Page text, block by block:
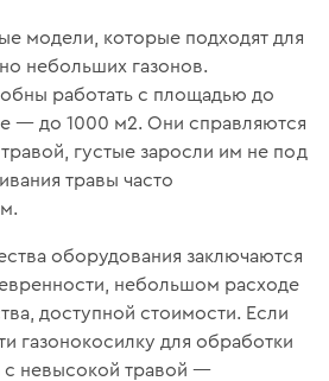
модели, которые подходят для
небольших газонов.
работать с площадью до
— до 1000 м2. Они справляются
густые заросли им не под
травы часто
оборудования заключаются
небольшом расходе
доступной стоимости. Если
газонокосилку для обработки
с невысокой травой —